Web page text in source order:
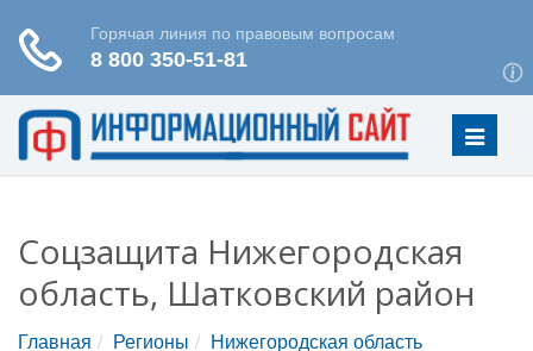
Меню
Соцзащита Нижегородская
область, Шатковский район
Главная Регионы
Нижегородская область